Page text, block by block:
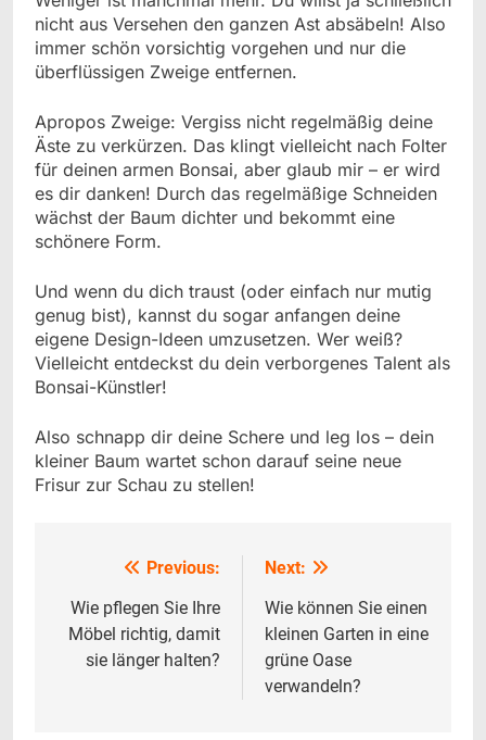
nicht aus Versehen den ganzen Ast absäbeln! Also
immer schön vorsichtig vorgehen und nur die
überflüssigen Zweige entfernen.
Apropos Zweige: Vergiss nicht regelmäßig deine
Äste zu verkürzen. Das klingt vielleicht nach Folter
für deinen armen Bonsai, aber glaub mir – er wird
es dir danken! Durch das regelmäßige Schneiden
wächst der Baum dichter und bekommt eine
schönere Form.
Und wenn du dich traust (oder einfach nur mutig
genug bist), kannst du sogar anfangen deine
eigene Design-Ideen umzusetzen. Wer weiß?
Vielleicht entdeckst du dein verborgenes Talent als
Bonsai-Künstler!
Also schnapp dir deine Schere und leg los – dein
kleiner Baum wartet schon darauf seine neue
Frisur zur Schau zu stellen!
Beitrags-
Navigation
Previous:
Wie pflegen Sie Ihre
Möbel richtig, damit
sie länger halten?
Next:
Wie können Sie einen
kleinen Garten in eine
grüne Oase
verwandeln?